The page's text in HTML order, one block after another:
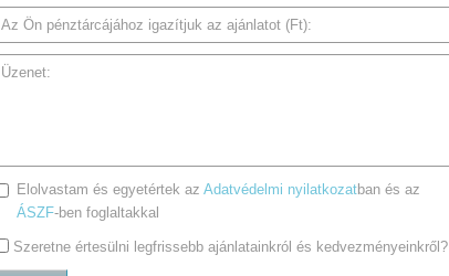
Az Ön pénztárcájához igazítjuk az ajánlatot (Ft):
Üzenet:
Elolvastam és egyetértek az Adatvédelmi nyilatkozatban és az
ÁSZF-ben foglaltakkal
Szeretne értesülni legfrissebb ajánlatainkról és kedvezményeinkről?